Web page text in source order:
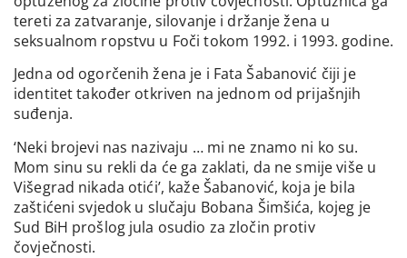
tereti za zatvaranje, silovanje i držanje žena u
seksualnom ropstvu u Foči tokom 1992. i 1993. godine.
Jedna od ogorčenih žena je i Fata Šabanović čiji je
identitet također otkriven na jednom od prijašnjih
suđenja.
‘Neki brojevi nas nazivaju … mi ne znamo ni ko su.
Mom sinu su rekli da će ga zaklati, da ne smije više u
Višegrad nikada otići’, kaže Šabanović, koja je bila
zaštićeni svjedok u slučaju Bobana Šimšića, kojeg je
Sud BiH prošlog jula osudio za zločin protiv
čovječnosti.